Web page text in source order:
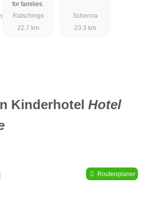
for families.
Ratschings
22.7 km
Schenna
23.3 km
Kinderhotel Hotel
Routenplaner